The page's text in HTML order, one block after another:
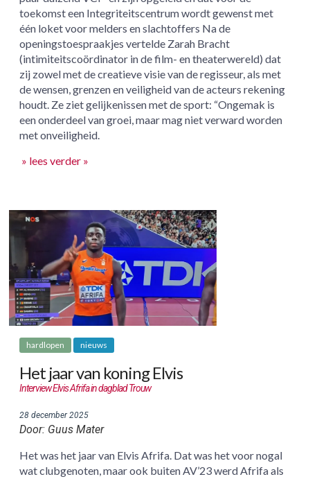
toekomst een Integriteitscentrum wordt gewenst met
één loket voor melders en slachtoffers Na de
openingstoespraakjes vertelde Zarah Bracht
(intimiteitscoördinator in de film- en theaterwereld) dat
zij zowel met de creatieve visie van de regisseur, als met
de wensen, grenzen en veiligheid van de acteurs rekening
houdt. Ze ziet gelijkenissen met de sport: “Ongemak is
een onderdeel van groei, maar mag niet verward worden
met onveiligheid.
» lees verder »
hardlopen nieuws
Het jaar van koning Elvis
Interview Elvis Afrifa in dagblad Trouw
28 december 2025
Door: Guus Mater
Het was het jaar van Elvis Afrifa. Dat was het voor nogal
wat clubgenoten, maar ook buiten AV’23 werd Afrifa als